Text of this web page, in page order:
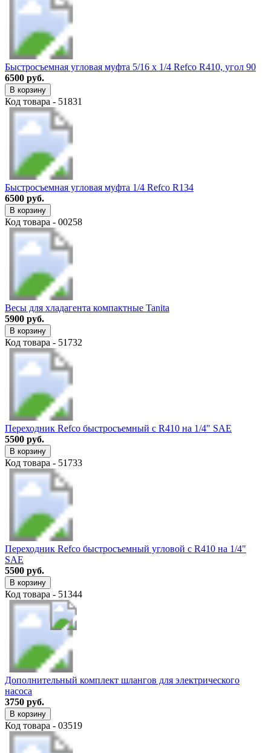
Быстросъемная угловая муфта 5/16 х 1/4 Refco R410, угол 90
6500 руб.
В корзину
Код товара - 51831
Быстросъемная угловая муфта 1/4 Refco R134
6500 руб.
В корзину
Код товара - 00258
Весы для хладагента компактные Tanita
5900 руб.
В корзину
Код товара - 51732
Переходник Refco быстросъемный с R410 на 1/4" SAE
5500 руб.
В корзину
Код товара - 51733
Переходник Refco быстросъемный угловой с R410 на 1/4"
SAE
5500 руб.
В корзину
Код товара - 51344
Дополнительный комплект шлангов для электрического
насоса
3750 руб.
В корзину
Код товара - 03519